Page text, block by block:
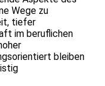
Wege zu
tiefer
im beruflichen
bleiben